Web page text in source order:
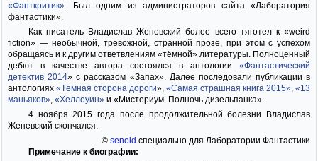
«Фанткритик». Был одним из администраторов сайта «Лаборатория
фантастики».
Как писатель Владислав Женевский более всего тяготел к «weird
fiction» — необычной, тревожной, странной прозе, при этом с успехом
обращаясь и к другим ответвлениям «тёмной» литературы. Полноценный
дебют в качестве автора состоялся в антологии «Фантастический
детектив 2014» с рассказом «Запах». Далее последовали публикации в
антологиях «Тёмная сторона дороги», «Самая страшная книга 2015», «13
маньяков», «Хеллоуин» и «Мистериум. Полночь дизельпанка».
4 ноября 2015 года после продолжительной болезни Владислав
Женевский скончался.
© senoid специально для Лаборатории Фантастики
Примечание к биографии: